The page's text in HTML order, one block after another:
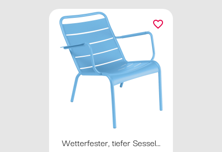
Wetterfester, tiefer Sessel...
favorite_border